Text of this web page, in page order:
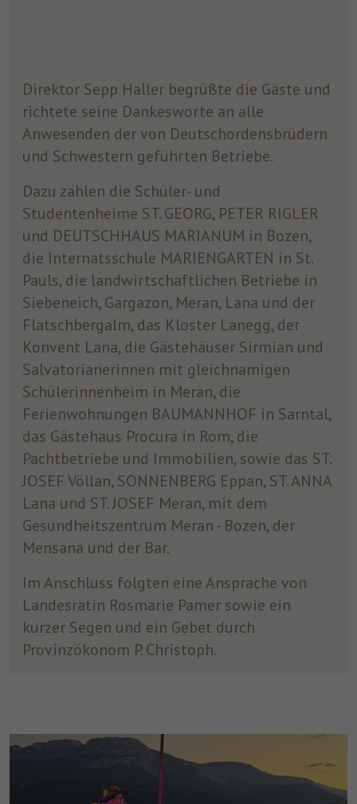
Direktor Sepp Haller begrüßte die Gäste und
richtete seine Dankesworte an alle
Anwesenden der von Deutschordensbrüdern
und Schwestern geführten Betriebe.
Dazu zählen die Schüler- und
Studentenheime ST. GEORG, PETER RIGLER
und DEUTSCHHAUS MARIANUM in Bozen,
die Internatsschule MARIENGARTEN in St.
Pauls, die landwirtschaftlichen Betriebe in
Siebeneich, Gargazon, Meran, Lana und der
Flatschbergalm, das Kloster Lanegg, der
Konvent Lana, die Gästehäuser Sirmian und
Salvatorianerinnen mit gleichnamigen
Schülerinnenheim in Meran, die
Ferienwohnungen BAUMANNHOF in Sarntal,
das Gästehaus Procura in Rom, die
Pachtbetriebe und Immobilien, sowie das ST.
JOSEF Völlan, SONNENBERG Eppan, ST. ANNA
Lana und ST. JOSEF Meran, mit dem
Gesundheitszentrum Meran - Bozen, der
Mensana und der Bar.
Im Anschluss folgten eine Ansprache von
Landesrätin Rosmarie Pamer sowie ein
kurzer Segen und ein Gebet durch
Provinzökonom P. Christoph.